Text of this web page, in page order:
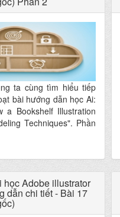
ta cùng tìm hiểu tiếp
bài hướng dẫn học Ai:
a Bookshelf Illustration
Techniques". Phần
học Adobe illustrator
dẫn chi tiết - Bài 17